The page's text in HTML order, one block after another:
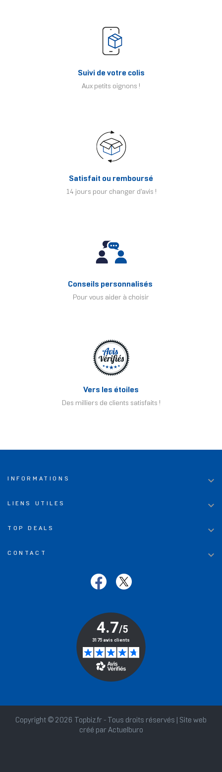
Suivi de votre colis
Aux petits oignons !
Satisfait ou remboursé
14 jours pour changer d'avis !
Conseils personnalisés
Pour vous aider à choisir
Vers les étoiles
Des milliers de clients satisfaits !
INFORMATIONS 
LIENS UTILES 
TOP DEALS 
CONTACT 
Copyright © 2026 Topbiz.fr - Tous droits réservés | Site web
créé par Actuelburo